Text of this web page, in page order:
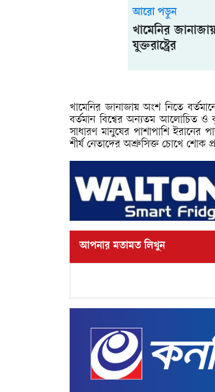
আরো পড়ুন
খামেনির
যুক্তরাষ্ট্রের
খামেনির জানাজায় অংশ নিতে
বর্তমান বিশ্বের অন্যতম আলোচিত ও
সাধারণ মানুষের পাশাপাশি ইরানের
শীর্ষ নেতাদের অশ্রুসিক্ত চোখে শোক
আপনার মতামত লিখুন